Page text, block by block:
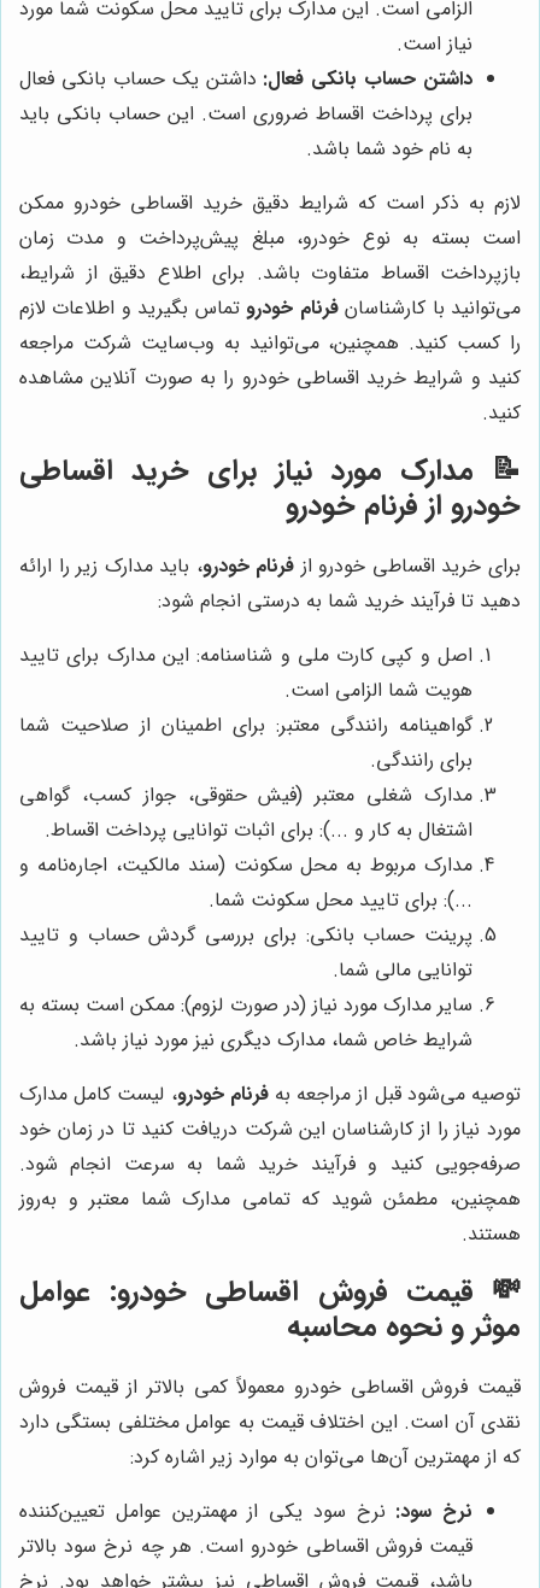
الزامی است. این مدارک برای تایید محل سکونت شما مورد
نیاز است.
داشتن حساب بانکی فعال: داشتن یک حساب بانکی فعال
برای پرداخت اقساط ضروری است. این حساب بانکی باید
به نام خود شما باشد.
لازم به ذکر است که شرایط دقیق خرید اقساطی خودرو ممکن
است بسته به نوع خودرو، مبلغ پیش‌پرداخت و مدت زمان
بازپرداخت اقساط متفاوت باشد. برای اطلاع دقیق از شرایط،
می‌توانید با کارشناسانفرنام خودرو تماس بگیرید و اطلاعات لازم
را کسب کنید. همچنین، می‌توانید به وب‌سایت شرکت مراجعه
کنید و شرایط خرید اقساطی خودرو را به صورت آنلاین مشاهده
کنید.
📝 مدارک مورد نیاز برای خرید اقساطی
خودرو از فرنام خودرو
برای خرید اقساطی خودرو از فرنام خودرو، باید مدارک زیر را ارائه
دهید تا فرآیند خرید شما به درستی انجام شود:
اصل و کپی کارت ملی و شناسنامه: این مدارک برای تایید
هویت شما الزامی است.
گواهینامه رانندگی معتبر: برای اطمینان از صلاحیت شما
برای رانندگی.
مدارک شغلی معتبر (فیش حقوقی، جواز کسب، گواهی
اشتغال به کار و ...): برای اثبات توانایی پرداخت اقساط.
مدارک مربوط به محل سکونت (سند مالکیت، اجاره‌نامه و
...): برای تایید محل سکونت شما.
پرینت حساب بانکی: برای بررسی گردش حساب و تایید
توانایی مالی شما.
سایر مدارک مورد نیاز (در صورت لزوم): ممکن است بسته به
شرایط خاص شما، مدارک دیگری نیز مورد نیاز باشد.
توصیه می‌شود قبل از مراجعه بهفرنام خودرو، لیست کامل مدارک
مورد نیاز را از کارشناسان این شرکت دریافت کنید تا در زمان خود
صرفه‌جویی کنید و فرآیند خرید شما به سرعت انجام شود.
همچنین، مطمئن شوید که تمامی مدارک شما معتبر و به‌روز
هستند.
💸 قیمت فروش اقساطی خودرو: عوامل
موثر و نحوه محاسبه
قیمت فروش اقساطی خودرو معمولاً کمی بالاتر از قیمت فروش
نقدی آن است. این اختلاف قیمت به عوامل مختلفی بستگی دارد
که از مهمترین آن‌ها می‌توان به موارد زیر اشاره کرد:
نرخ سود: نرخ سود یکی از مهمترین عوامل تعیین‌کننده
قیمت فروش اقساطی خودرو است. هر چه نرخ سود بالاتر
باشد، قیمت فروش اقساطی نیز بیشتر خواهد بود. نرخ